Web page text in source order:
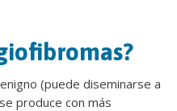
(puede diseminarse a
produce con más